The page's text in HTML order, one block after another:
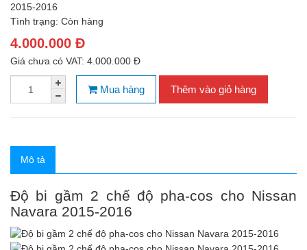
2015-2016
Tình trạng: Còn hàng
4.000.000 Đ
Giá chưa có VAT: 4.000.000 Đ
Mua hàng Thêm vào giỏ hàng
Mô tả
Độ bi gầm 2 chế độ pha-cos cho Nissan
Navara 2015-2016